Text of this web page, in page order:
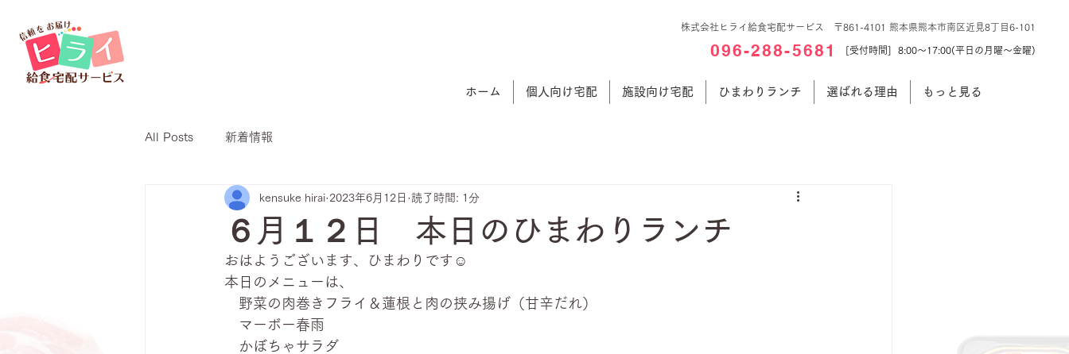
株式会社ヒライ給食宅配サービス 〒861-4101 熊本県熊本市南区近見8丁目6-101
096-288-5681 [受付時間] 8:00～17:00(平日の月曜～金曜)
ホーム 個人向け宅配 施設向け宅配 ひまわりランチ 選ばれる理由 もっと見る
All Posts 新着情報
６月１２日 本日のひまわりランチ
kensuke hirai 2023年6月12日 読了時間: 1分
おはようございます、ひまわりです☺
本日のメニューは、
野菜の肉巻きフライ＆蓮根と肉の挟み揚げ（甘辛だれ）
マーボー春雨
かぼちゃサラダ